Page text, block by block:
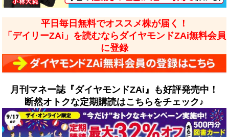
平日毎日無料でオススメ株が届く！
「デイリーZAi」を読むならダイヤモンドZAi無料会員
に登録
月刊マネー誌『ダイヤモンドZAi』も好評発売中！
断然オトクな定期購読はこちらをチェック♪